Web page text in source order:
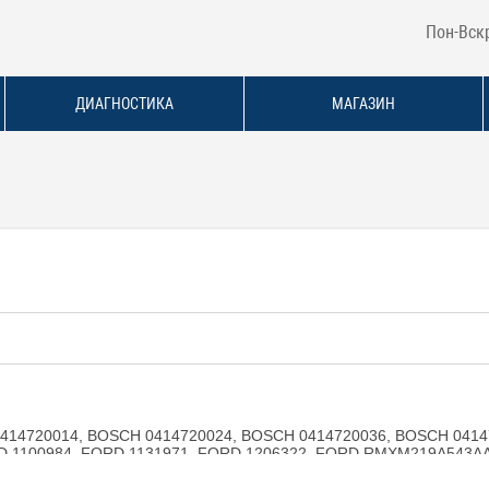
Пон-
ДИАГНОСТИКА МАГАЗИН
BOSCH 0414720024, BOSCH 0414720036, BOSCH
1100984, FORD 1131971, FORD 1206322, FORD